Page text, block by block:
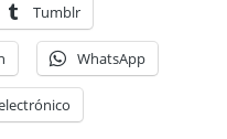
Tumblr
WhatsApp